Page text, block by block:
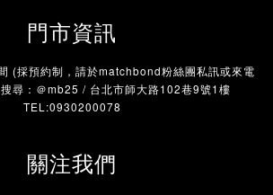
門市資訊
(採預約制，請於matchbond粉絲團私訊或來電
尋：＠mb25 / 台北市師大路102巷9號1樓
TEL:0930200078
關注我們